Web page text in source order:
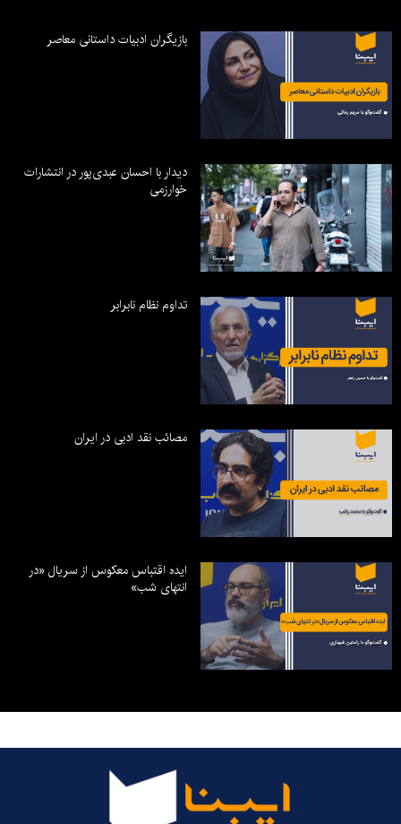
بازیگران ادبیات داستانی معاصر
دیدار با احسان عبدی‌پور در انتشارات
خوارزمی
تداوم نظام نابرابر
مصائب نقد ادبی در ایران
ایده اقتباس معکوس از سریال «در
انتهای شب»